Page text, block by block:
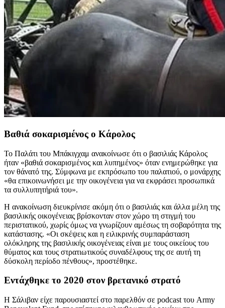
Βαθιά σοκαρισμένος ο Κάρολος
Το Παλάτι του Μπάκιγχαμ ανακοίνωσε ότι ο βασιλιάς Κάρολος
ήταν «βαθιά σοκαρισμένος και λυπημένος» όταν ενημερώθηκε για
τον θάνατό της. Σύμφωνα με εκπρόσωπο του παλατιού, ο μονάρχης
«θα επικοινωνήσει με την οικογένεια για να εκφράσει προσωπικά
τα συλλυπητήριά του».
Η ανακοίνωση διευκρίνισε ακόμη ότι ο βασιλιάς και άλλα μέλη της
βασιλικής οικογένειας βρίσκονταν στον χώρο τη στιγμή του
περιστατικού, χωρίς όμως να γνωρίζουν αμέσως τη σοβαρότητα της
κατάστασης. «Οι σκέψεις και η ειλικρινής συμπαράσταση
ολόκληρης της βασιλικής οικογένειας είναι με τους οικείους του
θύματος και τους στρατιωτικούς συναδέλφους της σε αυτή τη
δύσκολη περίοδο πένθους», προστέθηκε.
Εντάχθηκε το 2020 στον βρετανικό στρατό
Η Σάλιβαν είχε παρουσιαστεί στο παρελθόν σε podcast του Army